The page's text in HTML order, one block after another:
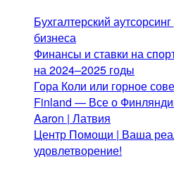
Бухгалтерский
бизнеса
Финансы и ставки на
на 2024–2025 годы
Гора Коли или горное
Finland — Все о
Aaron | Латвия
Центр Помощи | Ваша
удовлетворение!